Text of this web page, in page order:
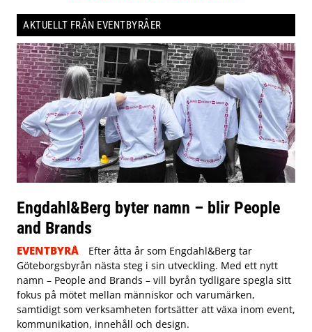
AKTUELLT FRÅN EVENTBYRÅER
Engdahl&Berg byter namn – blir People
and Brands
EVENTBYRÅ
Efter åtta år som Engdahl&Berg tar
Göteborgsbyrån nästa steg i sin utveckling. Med ett nytt
namn – People and Brands – vill byrån tydligare spegla sitt
fokus på mötet mellan människor och varumärken,
samtidigt som verksamheten fortsätter att växa inom event,
kommunikation, innehåll och design.